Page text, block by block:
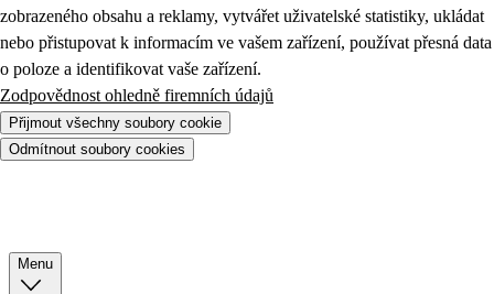
zobrazeného obsahu a reklamy, vytvářet uživatelské statistiky, ukládat
nebo přistupovat k informacím ve vašem zařízení, používat přesná data
o poloze a identifikovat vaše zařízení.
Zodpovědnost ohledně firemních údajů
Přijmout všechny soubory cookie
Odmítnout soubory cookies
Menu